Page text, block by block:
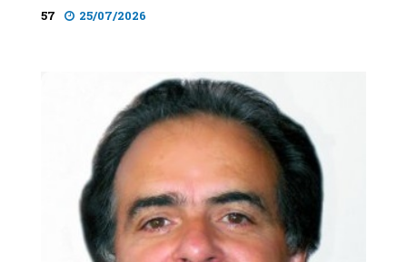
57 25/07/2026